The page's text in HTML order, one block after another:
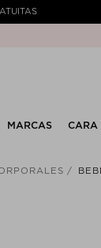
MARCAS CARA